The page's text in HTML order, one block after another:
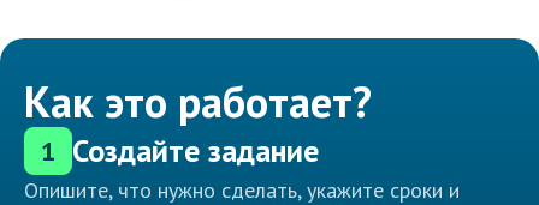
Как это работает?
1 Создайте задание
Опишите, что нужно сделать, укажите сроки и